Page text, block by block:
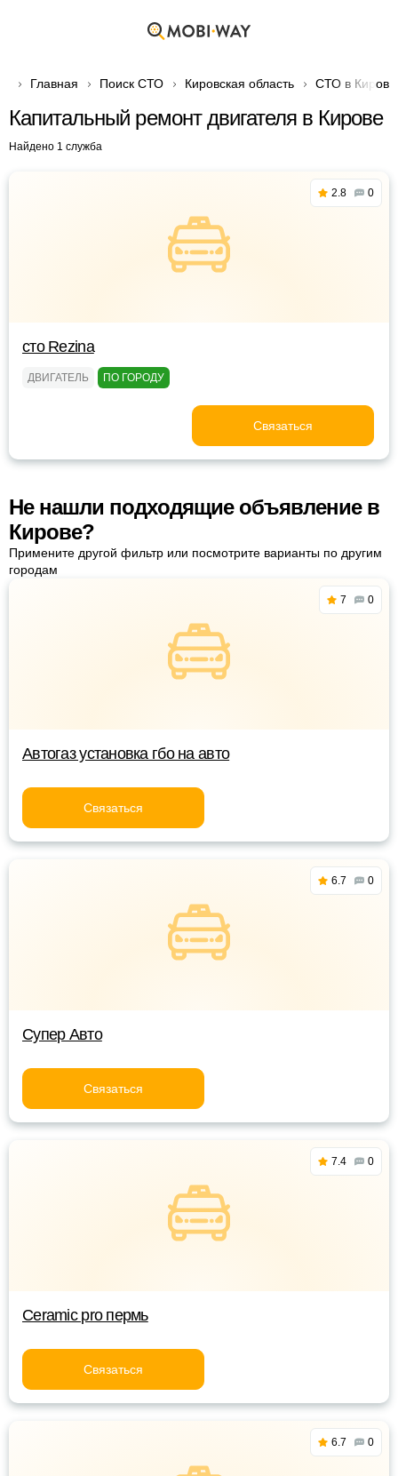
Главная Поиск СТО Кировская область СТО в Кирове
Капитальный ремонт двигателя в Кирове
Найдено 1 служба
2.8 0
сто Rezina
ДВИГАТЕЛЬ ПО ГОРОДУ
Связаться
Не нашли подходящие объявление в
Кирове?
Примените другой фильтр или посмотрите варианты по другим
городам
7 0
Автогаз установка гбо на авто
Связаться
6.7 0
Супер Авто
Связаться
7.4 0
Ceramic pro пермь
Связаться
6.7 0